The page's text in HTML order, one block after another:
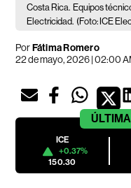
Costa Rica. Equipos
Electricidad. (Foto: ICE
PorFátima Romero
22 de mayo, 2026 | 02:00
ICE
+0.37%
150.30